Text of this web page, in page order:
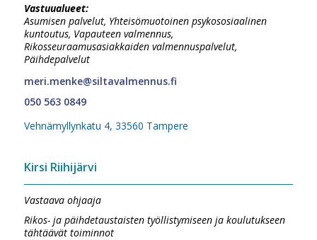
Vastuualueet:
Asumisen palvelut, Yhteisömuotoinen psykososiaalinen
kuntoutus, Vapauteen valmennus,
Rikosseuraamusasiakkaiden valmennuspalvelut,
Päihdepalvelut
meri.menke@siltavalmennus.fi
050 563 0849
Vehnämyllynkatu 4, 33560 Tampere
Kirsi Riihijärvi
Vastaava ohjaaja
Rikos- ja päihdetaustaisten työllistymiseen ja koulutukseen
tähtäävät toiminnot